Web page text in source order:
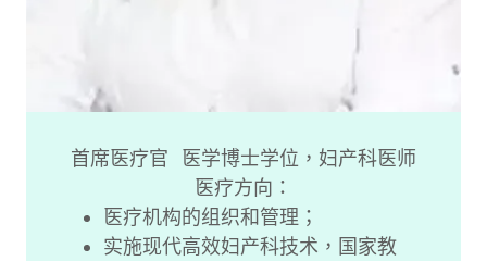
首席医疗官 医学博士学位，妇产科医师
医疗方向：
医疗机构的组织和管理；
实施现代高效妇产科技术，国家教